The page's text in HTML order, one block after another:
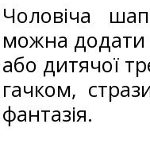
Чоловіча
можна додати
або дитячої
гачком,
фантазія.